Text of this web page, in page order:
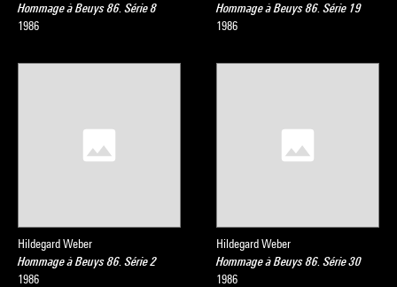
Hommage à Beuys 86. Série 8
1986
Hommage à Beuys 86. Série 19
1986
Hildegard Weber
Hommage à Beuys 86. Série 2
1986
Hildegard Weber
Hommage à Beuys 86. Série 30
1986